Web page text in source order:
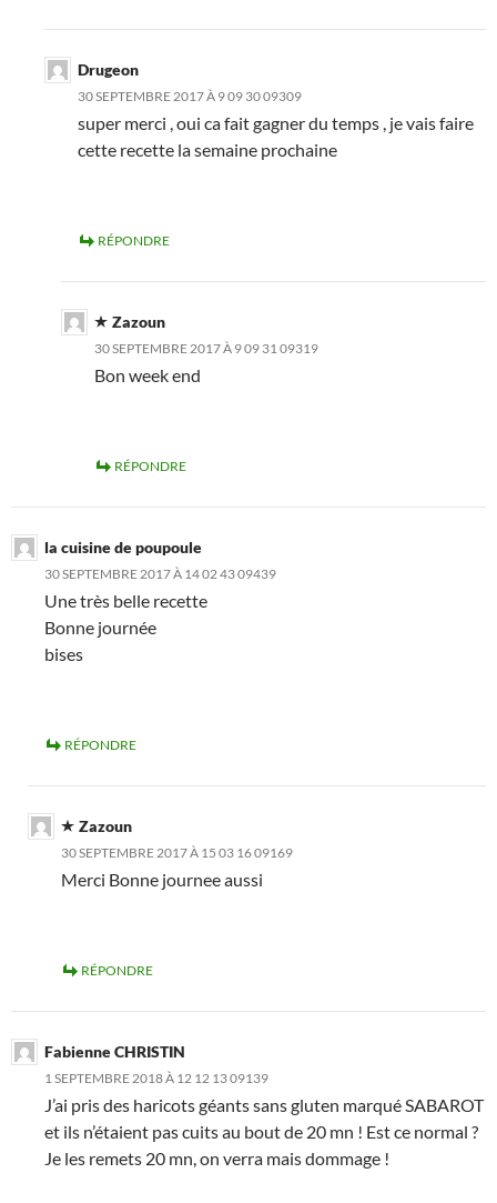
Drugeon
30 SEPTEMBRE 2017 À 9 09 30 09309
super merci , oui ca fait gagner du temps , je vais faire
cette recette la semaine prochaine
RÉPONDRE
Zazoun
30 SEPTEMBRE 2017 À 9 09 31 09319
Bon week end
RÉPONDRE
la cuisine de poupoule
30 SEPTEMBRE 2017 À 14 02 43 09439
Une très belle recette
Bonne journée
bises
RÉPONDRE
Zazoun
30 SEPTEMBRE 2017 À 15 03 16 09169
Merci Bonne journee aussi
RÉPONDRE
Fabienne CHRISTIN
1 SEPTEMBRE 2018 À 12 12 13 09139
J’ai pris des haricots géants sans gluten marqué SABAROT
et ils n’étaient pas cuits au bout de 20 mn ! Est ce normal ?
Je les remets 20 mn, on verra mais dommage !